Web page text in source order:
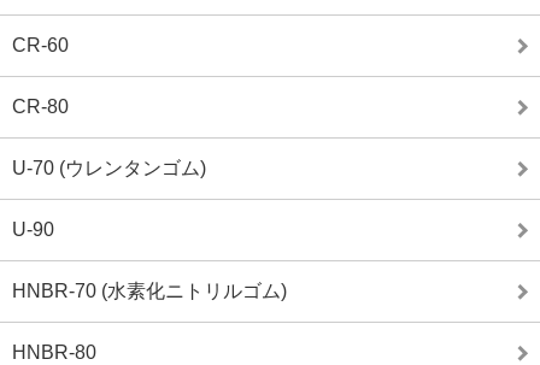
CR-60
CR-80
U-70 (ウレンタンゴム)
U-90
HNBR-70 (水素化ニトリルゴム)
HNBR-80